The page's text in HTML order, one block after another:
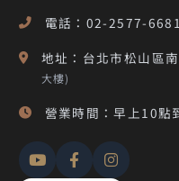
電話：02-2577-6681
地址：台北市松山區
大樓)
營業時間：早上10點